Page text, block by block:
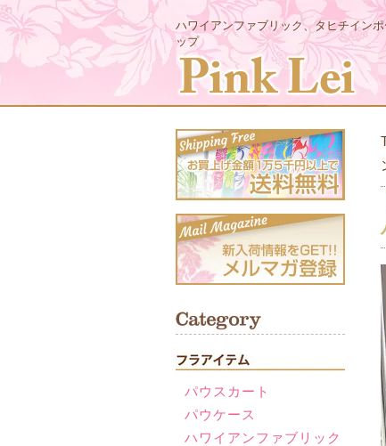
ハワイアンファブリック、タヒチイン
ップ
パウスカート
パウケース
ハワイアンファブリック